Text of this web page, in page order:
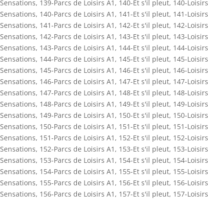
Sensations, 139-Parcs de Loisirs A1 , 140-Et s'il pleut, 140-Loisirs
Sensations, 140-Parcs de Loisirs A1 , 141-Et s'il pleut, 141-Loisirs
Sensations, 141-Parcs de Loisirs A1 , 142-Et s'il pleut, 142-Loisirs
Sensations, 142-Parcs de Loisirs A1 , 143-Et s'il pleut, 143-Loisirs
Sensations, 143-Parcs de Loisirs A1 , 144-Et s'il pleut, 144-Loisirs
Sensations, 144-Parcs de Loisirs A1 , 145-Et s'il pleut, 145-Loisirs
Sensations, 145-Parcs de Loisirs A1 , 146-Et s'il pleut, 146-Loisirs
Sensations, 146-Parcs de Loisirs A1 , 147-Et s'il pleut, 147-Loisirs
Sensations, 147-Parcs de Loisirs A1 , 148-Et s'il pleut, 148-Loisirs
Sensations, 148-Parcs de Loisirs A1 , 149-Et s'il pleut, 149-Loisirs
Sensations, 149-Parcs de Loisirs A1 , 150-Et s'il pleut, 150-Loisirs
Sensations, 150-Parcs de Loisirs A1 , 151-Et s'il pleut, 151-Loisirs
Sensations, 151-Parcs de Loisirs A1 , 152-Et s'il pleut, 152-Loisirs
Sensations, 152-Parcs de Loisirs A1 , 153-Et s'il pleut, 153-Loisirs
Sensations, 153-Parcs de Loisirs A1 , 154-Et s'il pleut, 154-Loisirs
Sensations, 154-Parcs de Loisirs A1 , 155-Et s'il pleut, 155-Loisirs
Sensations, 155-Parcs de Loisirs A1 , 156-Et s'il pleut, 156-Loisirs
Sensations, 156-Parcs de Loisirs A1 , 157-Et s'il pleut, 157-Loisirs